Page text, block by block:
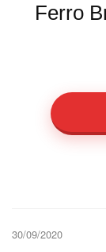
Ferro
30/09/2020